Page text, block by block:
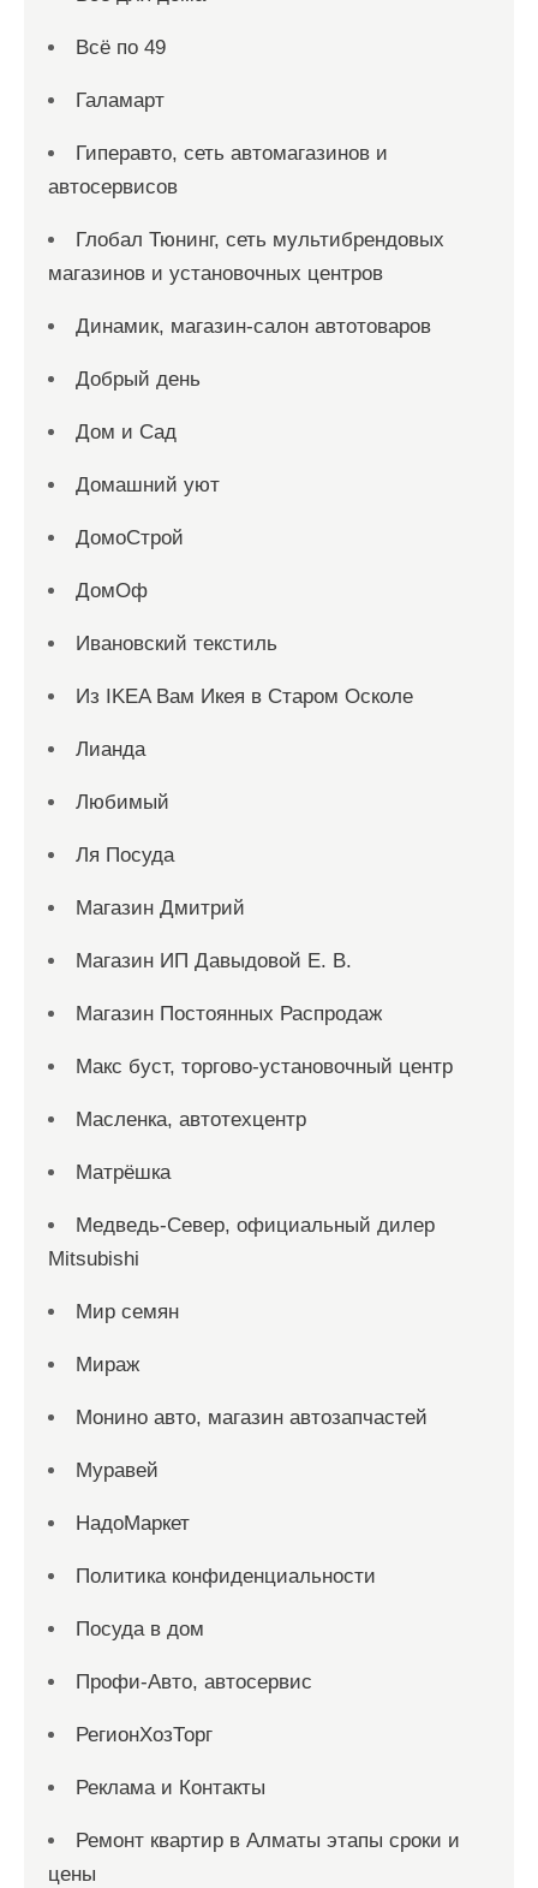
Всё по 49
Галамарт
Гиперавто, сеть автомагазинов и
автосервисов
Глобал Тюнинг, сеть мультибрендовых
магазинов и установочных центров
Динамик, магазин-салон автотоваров
Добрый день
Дом и Сад
Домашний уют
ДомоСтрой
ДомОф
Ивановский текстиль
Из IKEA Вам Икея в Старом Осколе
Лианда
Любимый
Ля Посуда
Магазин Дмитрий
Магазин ИП Давыдовой Е. В.
Магазин Постоянных Распродаж
Макс буст, торгово-установочный центр
Масленка, автотехцентр
Матрёшка
Медведь-Север, официальный дилер
Mitsubishi
Мир семян
Мираж
Монино авто, магазин автозапчастей
Муравей
НадоМаркет
Политика конфиденциальности
Посуда в дом
Профи-Авто, автосервис
РегионХозТорг
Реклама и Контакты
Ремонт квартир в Алматы этапы сроки и
цены